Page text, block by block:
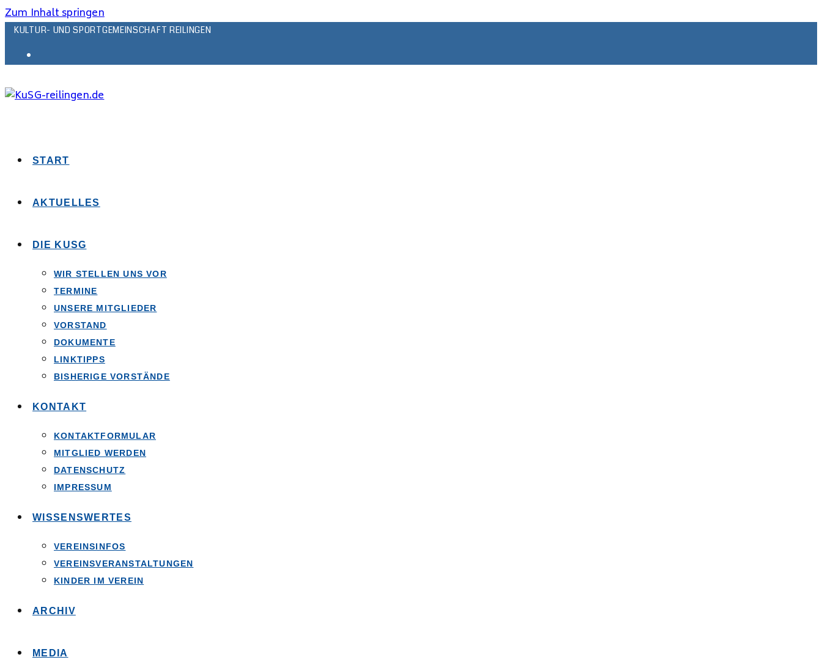
Zum Inhalt springen
KULTUR- UND SPORTGEMEINSCHAFT REILINGEN
START
AKTUELLES
DIE KUSG
WIR STELLEN UNS VOR
TERMINE
UNSERE MITGLIEDER
VORSTAND
DOKUMENTE
LINKTIPPS
BISHERIGE VORSTÄNDE
KONTAKT
KONTAKTFORMULAR
MITGLIED WERDEN
DATENSCHUTZ
IMPRESSUM
WISSENSWERTES
VEREINSINFOS
VEREINSVERANSTALTUNGEN
KINDER IM VEREIN
ARCHIV
MEDIA